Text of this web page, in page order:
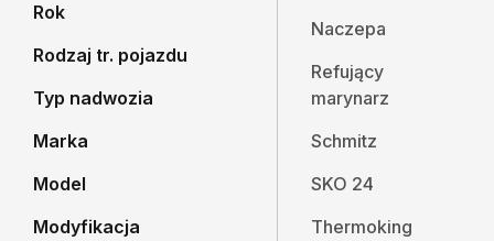
Rok
Rodzaj tr. pojazdu
Typ nadwozia
Marka
Model
Modyfikacja
Naczepa
Refujący
marynarz
Schmitz
SKO 24
Thermoking